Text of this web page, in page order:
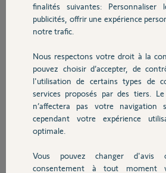
Domotique
Chauffage
Autres produits
Devis avec un pro
Le rail est
internet (voyant vert)
survenue".
Les précédents
PIN: 1005-5064-1642
Merci pour votre retour.
Yves R.
finalités suivantes:
publicités, offrir une expérience
notre trafic.
Nous respectons votre droit à la
pouvez choisir d’accepter, de
l'utilisation de certains types de
services proposés par des tiers.
n’affectera pas votre
cependant votre expérience
optimale.
Vous pouvez changer
consentement à tout